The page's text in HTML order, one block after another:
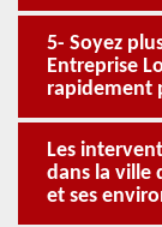
5- Soyez
Entreprise
rapidement
Les
dans la ville
et ses